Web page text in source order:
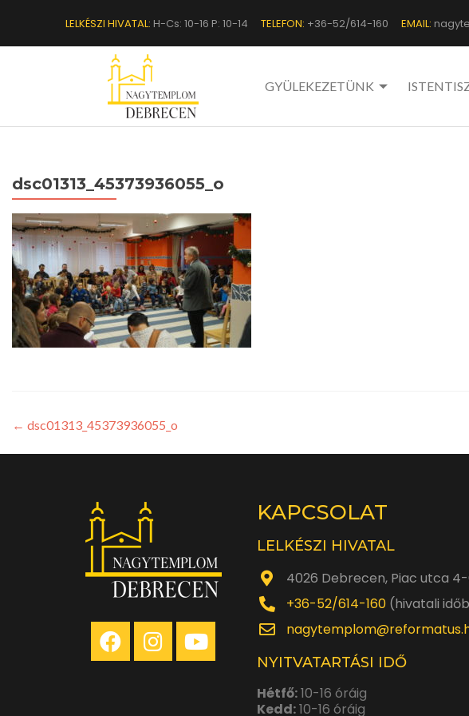
LELKÉSZI HIVATAL: H-Cs: 10-16 P: 10-14 TELEFON: +36-52/614-160 EMAIL:
GYÜLEKEZETÜNK
dsc01313_45373936055_o
← dsc01313_45373936055_o
KAPCSOLAT
LELKÉSZI HIVATAL
4026 Debrecen, Piac utca
+36-52/614-160 (hivatali
NYITVATARTÁSI IDŐ
Hétfő:10-16 óráig
Kedd:10-16 óráig